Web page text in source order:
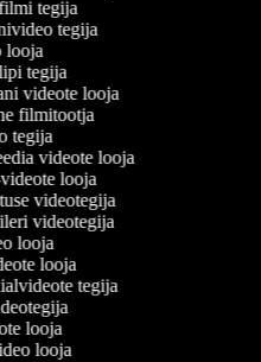
tegija
tegija
looja
tegija
videote looja
filmitootja
tegija
videote looja
videote looja
videotegija
videotegija
looja
looja
tegija
looja
looja